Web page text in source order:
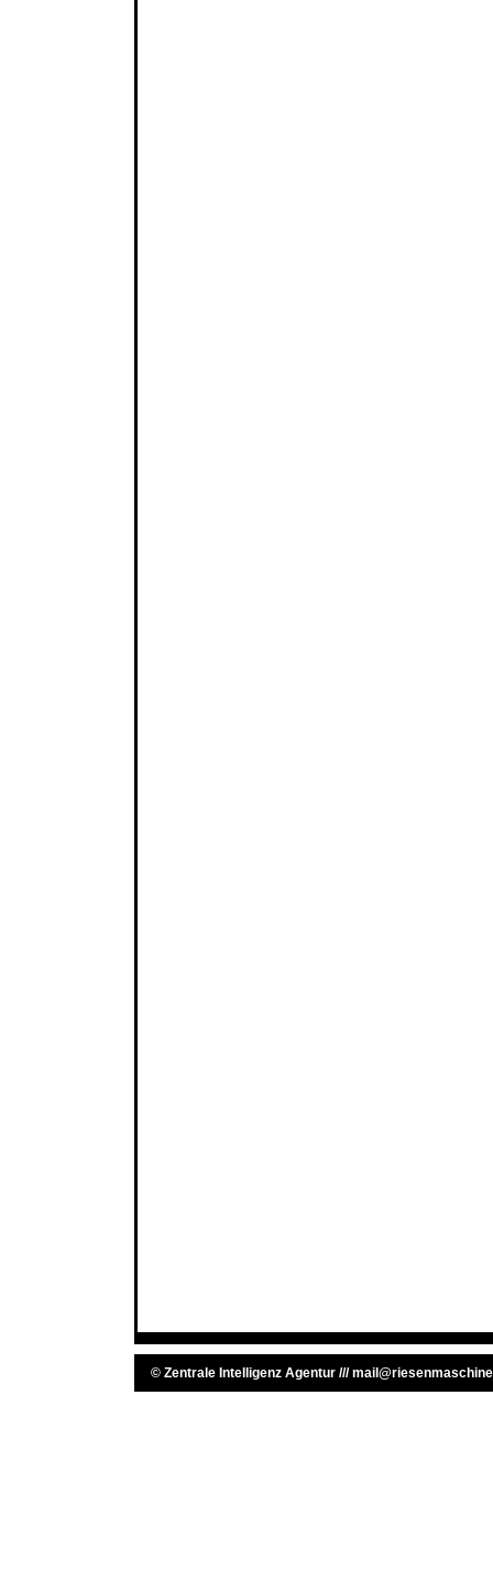
© Zentrale Intelligenz Agentur ///